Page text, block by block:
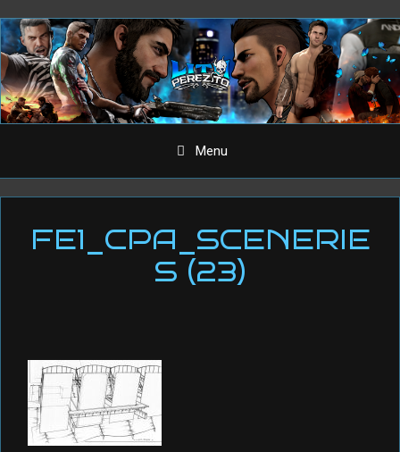
Aller
au
contenu
Menu
FE1_CPA_SCENERIE
S (23)